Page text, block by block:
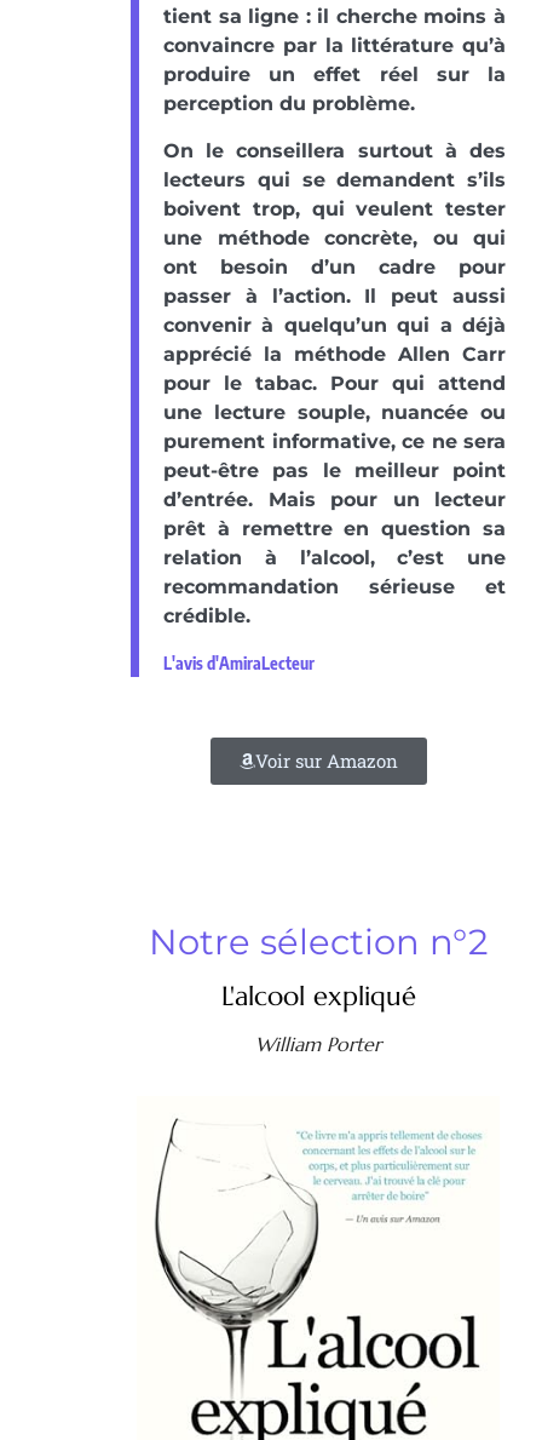
tient sa ligne : il cherche moins à
convaincre par la littérature qu’à
produire un effet réel sur la
perception du problème.
On le conseillera surtout à des
lecteurs qui se demandent s’ils
boivent trop, qui veulent tester
une méthode concrète, ou qui
ont besoin d’un cadre pour
passer à l’action. Il peut aussi
convenir à quelqu’un qui a déjà
apprécié la méthode Allen Carr
pour le tabac. Pour qui attend
une lecture souple, nuancée ou
purement informative, ce ne sera
peut-être pas le meilleur point
d’entrée. Mais pour un lecteur
prêt à remettre en question sa
relation à l’alcool, c’est une
recommandation sérieuse et
crédible.
L'avis d'AmiraLecteur
Voir sur Amazon
Notre sélection n°2
L'alcool expliqué
William Porter